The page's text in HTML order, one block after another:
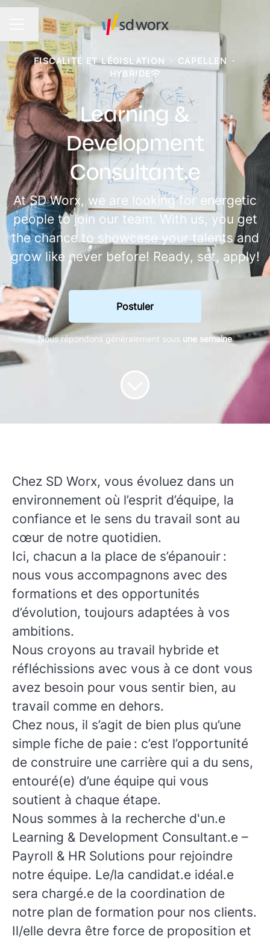
MENU CARRIÈRE
Changer la langue
FISCALITÉ ET LÉGISLATION · CAPELLEN
·
HYBRIDE
Learning &
Development
Consultant.e
At SD Worx, we are looking for energetic
people to join our team. With us, you get
the chance to showcase your talents and
grow like never before! Ready, set, apply!
Postuler
Nous répondons généralement sous une semaine
Chez SD Worx, vous évoluez dans un
environnement où l’esprit d’équipe, la
confiance et le sens du travail sont au
cœur de notre quotidien.
Ici, chacun a la place de s’épanouir :
nous vous accompagnons avec des
formations et des opportunités
d’évolution, toujours adaptées à vos
ambitions.
Nous croyons au travail hybride et
réfléchissions avec vous à ce dont vous
avez besoin pour vous sentir bien, au
travail comme en dehors.
Chez nous, il s’agit de bien plus qu’une
simple fiche de paie : c’est l’opportunité
de construire une carrière qui a du sens,
entouré(e) d’une équipe qui vous
soutient à chaque étape.
Nous sommes à la recherche d'un.e
Learning & Development Consultant.e –
Payroll & HR Solutions pour rejoindre
notre équipe. Le/la candidat.e idéal.e
sera chargé.e de la coordination de
notre plan de formation pour nos clients.
Il/elle devra être force de proposition et